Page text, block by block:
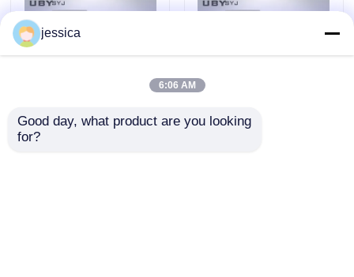
jessica
6:06 AM
Good day, what product are you looking
for?